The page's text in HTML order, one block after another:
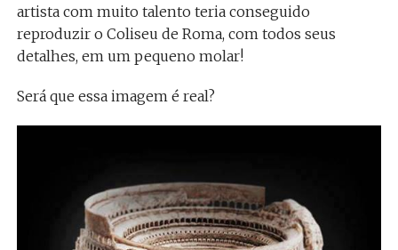
artista com muito talento teria conseguido
reproduzir o Coliseu de Roma, com todos seus
detalhes, em um pequeno molar!
Será que essa imagem é real?